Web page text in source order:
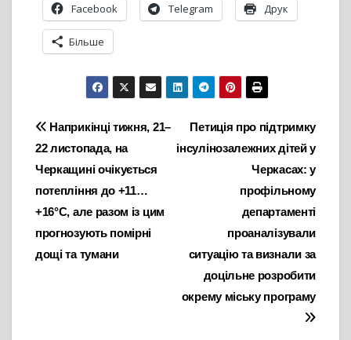
Facebook Telegram Друк
Більше
Навігація
записів
Петиція про підтримку
інсулінозалежних дітей у
Черкасах: у
профільному
департаменті
проаналізували
ситуацію та визнали за
доцільне розробити
окрему міську програму
Наприкінці тижня, 21–
22 листопада, на
Черкащині очікується
потепління до +11…
+16°С, але разом із цим
прогнозують помірні
дощі та тумани